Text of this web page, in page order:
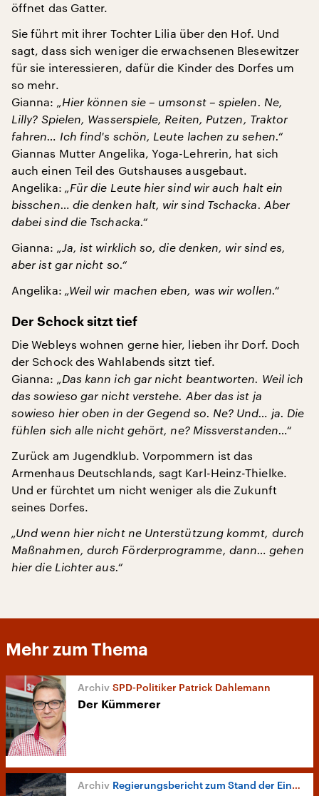
öffnet das Gatter.
Sie führt mit ihrer Tochter Lilia über den Hof. Und
sagt, dass sich weniger die erwachsenen Blesewitzer
für sie interessieren, dafür die Kinder des Dorfes um
so mehr.
Gianna: „Hier können sie – umsonst – spielen. Ne,
Lilly? Spielen, Wasserspiele, Reiten, Putzen, Traktor
fahren… Ich find's schön, Leute lachen zu sehen.“
Giannas Mutter Angelika, Yoga-Lehrerin, hat sich
auch einen Teil des Gutshauses ausgebaut.
Angelika: „Für die Leute hier sind wir auch halt ein
bisschen… die denken halt, wir sind Tschacka. Aber
dabei sind die Tschacka.“
Gianna: „Ja, ist wirklich so, die denken, wir sind es,
aber ist gar nicht so.“
Angelika: „Weil wir machen eben, was wir wollen.“
Der Schock sitzt tief
Die Webleys wohnen gerne hier, lieben ihr Dorf. Doch
der Schock des Wahlabends sitzt tief.
Gianna: „Das kann ich gar nicht beantworten. Weil ich
das sowieso gar nicht verstehe. Aber das ist ja
sowieso hier oben in der Gegend so. Ne? Und… ja. Die
fühlen sich alle nicht gehört, ne? Missverstanden…“
Zurück am Jugendklub. Vorpommern ist das
Armenhaus Deutschlands, sagt Karl-Heinz-Thielke.
Und er fürchtet um nicht weniger als die Zukunft
seines Dorfes.
„Und wenn hier nicht ne Unterstützung kommt, durch
Maßnahmen, durch Förderprogramme, dann… gehen
hier die Lichter aus.“
Mehr zum Thema
SPD-Politiker Patrick Dahlemann
Der Kümmerer
Regierungsbericht zum Stand der Einheit